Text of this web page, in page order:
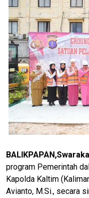
program Pemerintah
Kapolda Kaltim
Avianto, M.Si., secara